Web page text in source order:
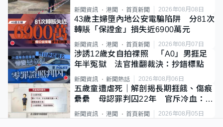
新聞資訊 港聞 首頁新聞 2026年08月08日
43歲主婦墮內地公安電騙陷阱 分81次
轉賬「保證金」損失近6900萬元
新聞資訊 港聞 首頁新聞 2026年08月07日
涉誘12歲女自拍祼照 「A0」男捱足
年半冤獄 法官推翻裁決：抄錯標點
新聞資訊 新聞熱話 2026年08月06日
五歲童遭虐死｜解剖揭長期捱餓、傷痕
纍纍 母認罪判囚22年 官斥冷血：同
類案最惡劣
新聞資訊 港聞 首頁新聞 2026年08月05日